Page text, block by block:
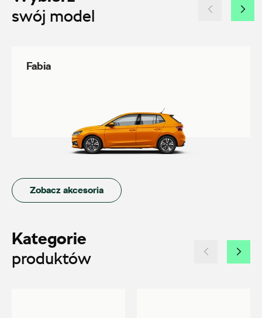
swój model
Fabia
Zobacz akcesoria
Kategorie
produktów
czesci.farbiarska@auto-blak.pl
Auto-Gazda
+48 326 614 000
anna.holyst@skoda.auto-gazda.pl
Auto-Park
ul. Siemiradzkiego 23, Piła
+48 517 079 901